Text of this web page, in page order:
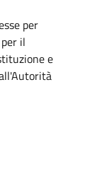
per
il
e